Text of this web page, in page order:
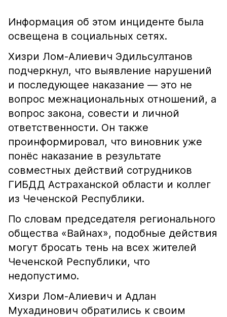
Информация об этом инциденте была
освещена в социальных сетях.
Хизри Лом-Алиевич Эдильсултанов
подчеркнул, что выявление нарушений
и последующее наказание — это не
вопрос межнациональных отношений, а
вопрос закона, совести и личной
ответственности. Он также
проинформировал, что виновник уже
понёс наказание в результате
совместных действий сотрудников
ГИБДД Астраханской области и коллег
из Чеченской Республики.
По словам председателя регионального
общества «Вайнах», подобные действия
могут бросать тень на всех жителей
Чеченской Республики, что
недопустимо.
Хизри Лом-Алиевич и Адлан
Мухадинович обратились к своим